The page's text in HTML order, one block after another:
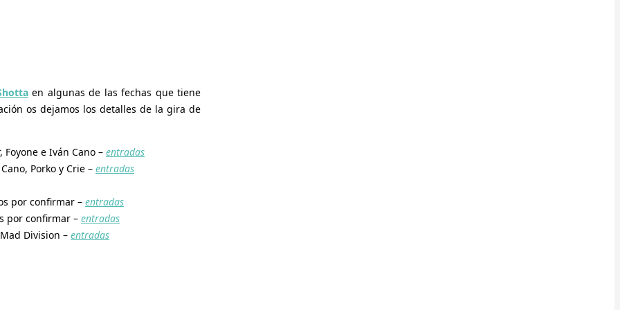
en algunas de las fechas que tiene
os dejamos los detalles de la gira de
e Iván Cano – entradas
Porko y Crie – entradas
por confirmar – entradas
por confirmar – entradas
Division – entradas